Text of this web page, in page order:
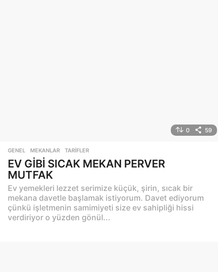
0 59
GENEL ,MEKANLAR ,TARIFLER
EV GİBİ SICAK MEKAN PERVER
MUTFAK
Ev yemekleri lezzet serimize küçük, şirin, sıcak bir
mekana davetle başlamak istiyorum. Davet ediyorum
çünkü işletmenin samimiyeti size ev sahipliği hissi
verdiriyor o yüzden gönül...